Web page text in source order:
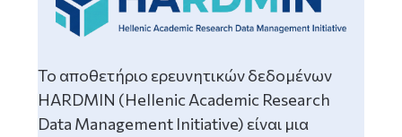
Το αποθετήριο ερευνητικών δεδομένων
HARDMIN (Hellenic Academic Research
Data Management Initiative) είναι μια